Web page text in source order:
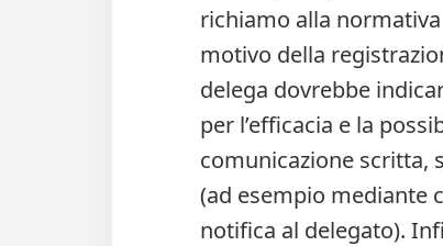
richiamo alla
motivo della
delega dovrebbe
per l’efficacia e la
comunicazione scritta,
(ad esempio mediante
notifica al delegato).